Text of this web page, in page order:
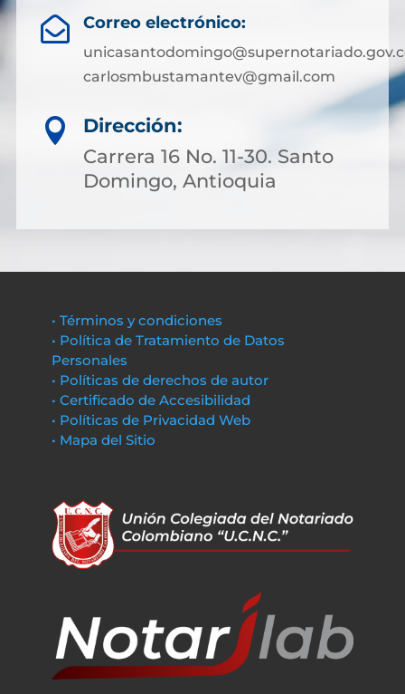
 Correo electrónico:
carlosmbustamantev@gmail.com

Dirección:
Carrera 16 No. 11-30. Santo
Domingo, Antioquia
• Términos y condiciones
• Política de Tratamiento de Datos
Personales
• Políticas de derechos de autor
• Certificado de Accesibilidad
• Políticas de Privacidad Web
• Mapa del Sitio